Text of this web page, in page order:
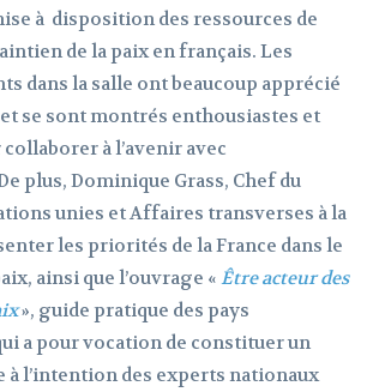
à disposition des ressources de
de la paix en français. Les
dans la salle ont beaucoup apprécié
se sont montrés enthousiastes et
à l’avenir avec
plus, Dominique Grass, Chef du
unies et Affaires transverses à la
les priorités de la France dans le
ainsi que l’ouvrage « Être acteur des
», guide pratique des pays
a pour vocation de constituer un
à l’intention des experts nationaux